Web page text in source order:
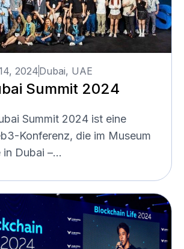
2024Dubai, UAE
Summit 2024
Summit 2024 ist eine
Konferenz, die im Museum
Dubai –...